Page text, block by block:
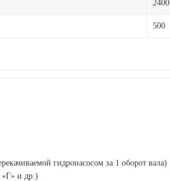
2400
500
гидронасосом за 1 оборот вала)
и др.)